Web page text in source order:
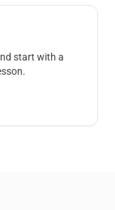
start with a